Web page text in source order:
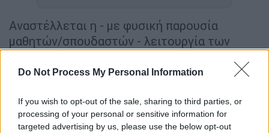
Do Not Process My Personal Information
If you wish to opt-out of the sale, sharing to third parties, or
processing of your personal or sensitive information for
targeted advertising by us, please use the below opt-out
Αναστέλλεται η - με φυσική παρουσία
μαθητών/σπουδαστών - λειτουργία των
περιοχές, όπου η τοπική αυτοδιοίκηση
εξαιτίας των ακραίων καιρικών φαινομένων
από τηνκακοκαιρία.